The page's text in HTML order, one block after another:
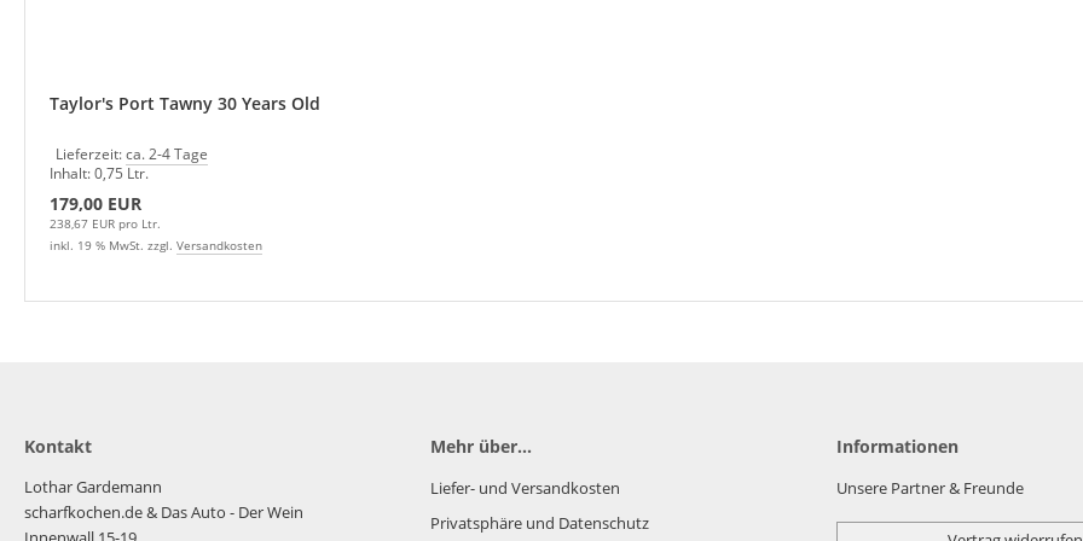
Taylor's Port Tawny 30 Years Old
Lieferzeit:ca. 2-4 Tage
Inhalt: 0,75 Ltr.
179,00 EUR
238,67 EUR pro Ltr.
inkl. 19 % MwSt. zzgl. Versandkosten
Kontakt
Lothar Gardemann
scharfkochen.de& Das Auto - Der Wein
Mehr über...
Liefer- und Versandkosten
Privatsphäre und Datenschutz
Informationen
Unsere Partner & Freunde